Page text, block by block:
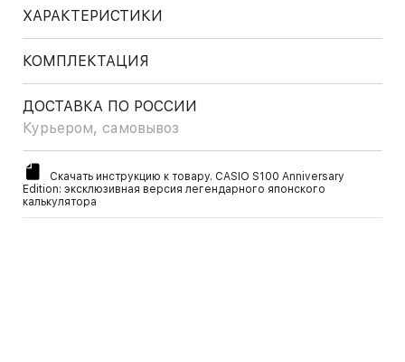
ХАРАКТЕРИСТИКИ
КОМПЛЕКТАЦИЯ
ДОСТАВКА ПО РОССИИ
Курьером, самовывоз
Скачать инструкцию к товару. CASIO S100 Anniversary
Edition: эксклюзивная версия легендарного японского
калькулятора